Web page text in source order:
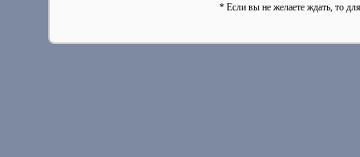
* Если вы не желаете ждать, то